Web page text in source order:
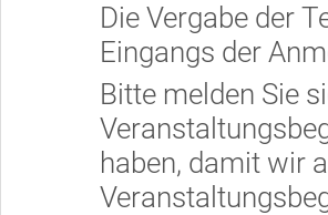
Die Vergabe der
Eingangs der
Bitte melden Sie
haben, damit wir